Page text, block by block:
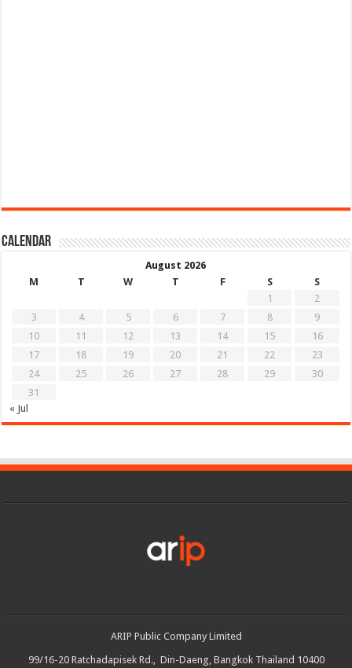
Calendar
August 2026
M
T W T F S
S
1
2
3
4 5 6 7 8
9
10
11 12 13 14 15
16
17
18 19 20 21 22
23
24
25 26 27 28 29
30
31
« Jul
ARIP Public Company Limited
99/16-20 Ratchadapisek Rd., Din-Daeng, Bangkok Thailand 10400